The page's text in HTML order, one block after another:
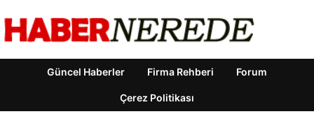
Güncel Haberler Firma Rehberi Forum
Çerez Politikası